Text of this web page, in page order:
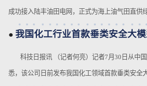
成功接入陆丰油田电网，正式为海上油气田直供
● 我国化工行业首款垂类安全大
科技日报讯 （记者何亮）记者7月30日从中国
悉，该公司日前发布我国化工领域首款垂类安全